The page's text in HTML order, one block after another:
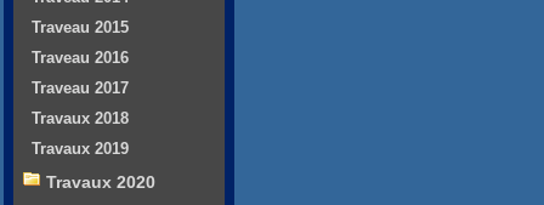
Traveau 2015
Traveau 2016
Traveau 2017
Travaux 2018
Travaux 2019
Travaux 2020